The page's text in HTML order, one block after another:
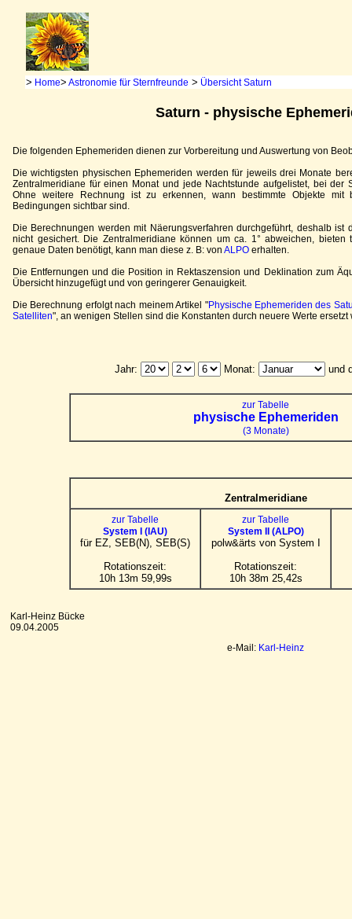
> Home> Astronomie für Sternfreunde > Übersicht Saturn
Saturn - physische
Die folgenden Ephemeriden dienen zur Vorbereitung und Auswertung von
Die wichtigsten physischen Ephemeriden werden für jeweils drei Monate
Zentralmeridiane für einen Monat und jede Nachtstunde aufgelistet, bei der
Ohne weitere Rechnung ist zu erkennen, wann bestimmte Objekte mit
Bedingungen sichtbar sind.
Die Berechnungen werden mit Näerungsverfahren durchgeführt, deshalb ist
nicht gesichert. Die Zentralmeridiane können um ca. 1° abweichen, bieten
genaue Daten benötigt, kann man diese z. B: von ALPO erhalten.
Die Entfernungen und die Position in Rektaszension und Deklination zum
Übersicht hinzugefügt und von geringerer Genauigkeit.
Die Berechnung erfolgt nach meinem Artikel "Physische Ephemeriden des
Satelliten", an wenigen Stellen sind die Konstanten durch neuere Werte ersetzt
Jahr: Monat: und
zur Tabelle
physische Ephemeriden
(3 Monate)
Zentralmeridiane
zur Tabelle
System I (IAU)
für EZ, SEB(N), SEB(S)
Rotationszeit:
10h 13m 59,99s
zur Tabelle
System II (ALPO)
polw&ärts von System I
Rotationszeit:
10h 38m 25,42s
Karl-Heinz Bücke
09.04.2005
e-Mail: Karl-Heinz